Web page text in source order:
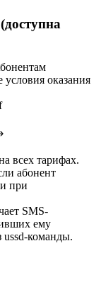
оказания
всех тарифах.
абонент
при
SMS-
ему
ussd-команды.